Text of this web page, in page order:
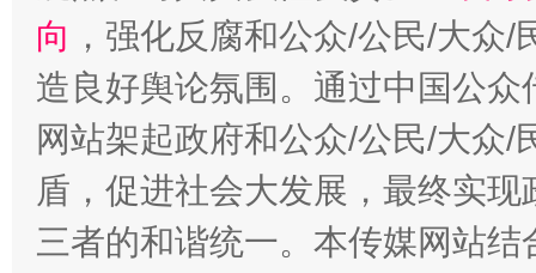
向 ，强化反腐和公众/公民/大众
造良好舆论氛围。通过中国公
网站架起政府和公众/公民/大众
盾，促进社会大发展，最终实
三者的和谐统一。本传媒网站